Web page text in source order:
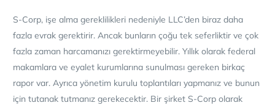
S-Corp, işe alma gereklilikleri nedeniyle LLC’den biraz daha
fazla evrak gerektirir. Ancak bunların çoğu tek seferliktir ve çok
fazla zaman harcamanızı gerektirmeyebilir. Yıllık olarak federal
makamlara ve eyalet kurumlarına sunulması gereken birkaç
rapor var. Ayrıca yönetim kurulu toplantıları yapmanız ve bunun
için tutanak tutmanız gerekecektir. Bir şirket S-Corp olarak